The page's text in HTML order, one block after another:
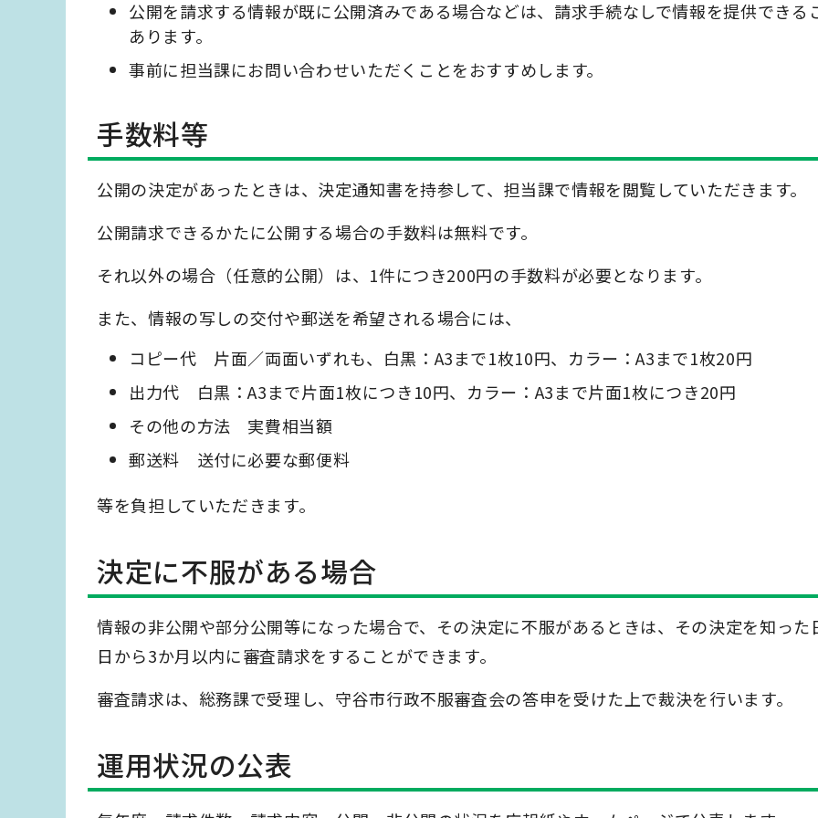
公開を請求する情報が既に公開済みである場合などは、請求手続なしで情報を提供できる
あります。
事前に担当課にお問い合わせいただくことをおすすめします。
手数料等
公開の決定があったときは、決定通知書を持参して、担当課で情報を閲覧していただきます。
公開請求できるかたに公開する場合の手数料は無料です。
それ以外の場合（任意的公開）は、1件につき200円の手数料が必要となります。
また、情報の写しの交付や郵送を希望される場合には、
コピー代 片面／両面いずれも、白黒：A3まで1枚10円、カラー：A3まで1枚20円
出力代 白黒：A3まで片面1枚につき10円、カラー：A3まで片面1枚につき20円
その他の方法 実費相当額
郵送料 送付に必要な郵便料
等を負担していただきます。
決定に不服がある場合
情報の非公開や部分公開等になった場合で、その決定に不服があるときは、その決定を知った
日から3か月以内に審査請求をすることができます。
審査請求は、総務課で受理し、守谷市行政不服審査会の答申を受けた上で裁決を行います。
運用状況の公表